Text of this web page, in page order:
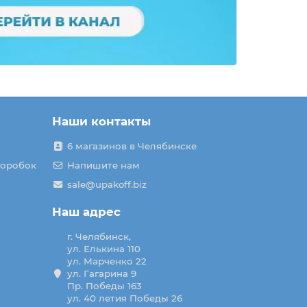
Наши контакты
6 магазинов в Челябинске
Напишите нам
sale@upakoff.biz
Наш адрес
г. Челябинск,
ул. Елькина 110
ул. Марченко 22
ул. Гагарина 9
Пр. Победы 163
ул. 40 летия Победы 26